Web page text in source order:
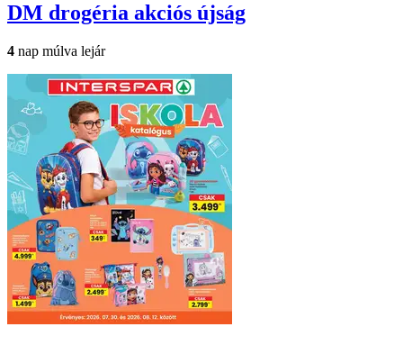
DM drogéria akciós újság
4 nap múlva lejár